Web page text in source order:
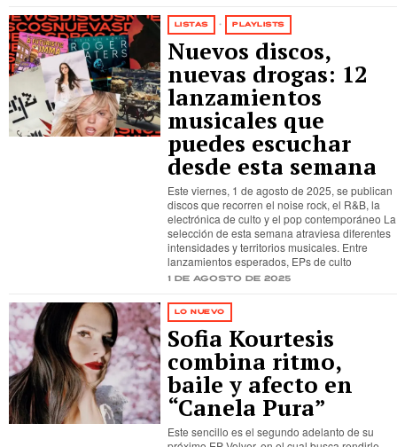
LISTAS · PLAYLISTS
Nuevos discos,
nuevas drogas: 12
lanzamientos
musicales que
puedes escuchar
desde esta semana
Este viernes, 1 de agosto de 2025, se publican
discos que recorren el noise rock, el R&B, la
electrónica de culto y el pop contemporáneo La
selección de esta semana atraviesa diferentes
intensidades y territorios musicales. Entre
lanzamientos esperados, EPs de culto
1 de agosto de 2025
LO NUEVO
Sofia Kourtesis
combina ritmo,
baile y afecto en
“Canela Pura”
Este sencillo es el segundo adelanto de su